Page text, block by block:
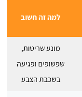
למה זה חשוב
מונע שריטות,
שפשופים ופגיעה
בשכבת הצבע